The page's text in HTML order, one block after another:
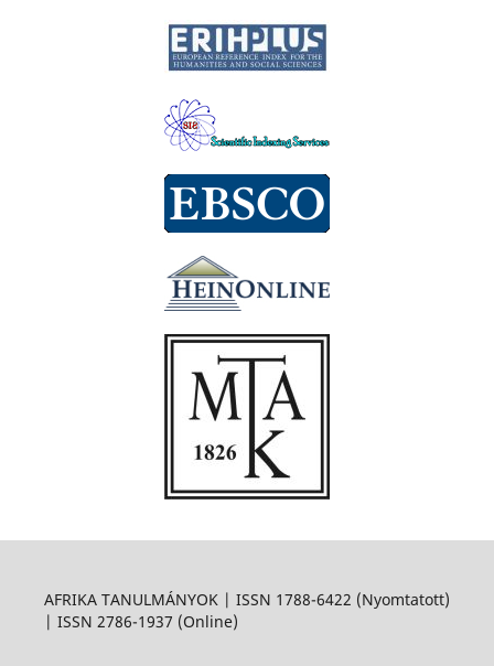
AFRIKA TANULMÁNYOK | ISSN 1788-6422 (Nyomtatott)
| ISSN 2786-1937 (Online)